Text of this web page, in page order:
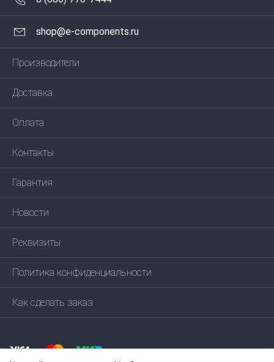
shop@e-components.ru
Производители
Доставка
Оплата
Контакты
Гарантия
Новости
Реквизиты
Политика конфиденциальности
Как сделать заказ